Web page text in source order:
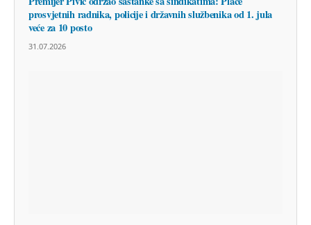
prosvjetnih radnika, policije i državnih službenika od 1. jula
veće za 10 posto
31.07.2026